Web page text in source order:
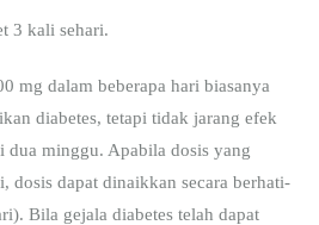
3 kali sehari.
mg dalam beberapa hari biasanya
diabetes, tetapi tidak jarang efek
dua minggu. Apabila dosis yang
dosis dapat dinaikkan secara berhati-
Bila gejala diabetes telah dapat